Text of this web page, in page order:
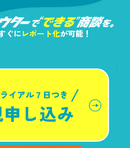
ぐにレポート化が可能！